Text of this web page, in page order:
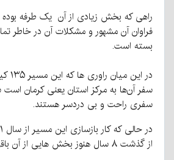
راهی که بخش زیادی از آن یک طرفه
فراوان آن مشهور و مشکلات آن در خاطر
بسته است.
در
سفر آن‌ها به مرکز استان یعنی کرمان
سفری راحت و بی دردسر هستند.
از گذشت ۸ سال هنوز بخش هایی از آن باقی مانده است.